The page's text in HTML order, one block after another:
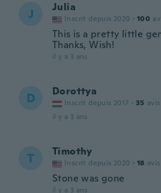
J Julia
Inscrit depuis 2020 · 100
This is a pretty little
Thanks, Wish!
il y a 3 ans
D Dorottya
Inscrit depuis 2017 · 35 avis
il y a 3 ans
T Timothy
Inscrit depuis 2020 · 18 avis
Stone was gone
il y a 3 ans